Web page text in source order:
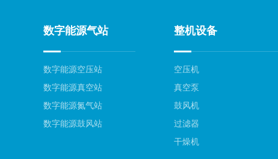
数字能源气站
数字能源空压站
数字能源真空站
数字能源氮气站
数字能源鼓风站
整机设备
空压机
真空泵
鼓风机
过滤器
干燥机